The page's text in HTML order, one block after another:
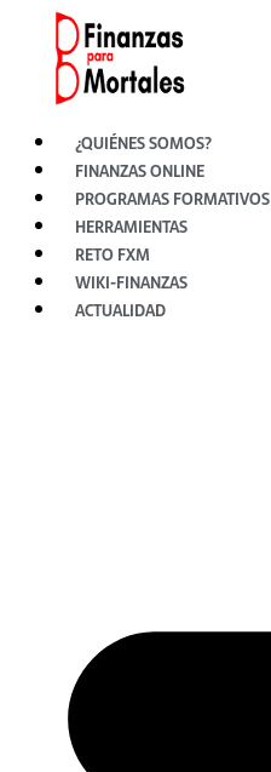
contenido
¿QUIÉNES SOMOS?
FINANZAS ONLINE
PROGRAMAS FORMATIVOS
HERRAMIENTAS
RETO FXM
WIKI-FINANZAS
ACTUALIDAD